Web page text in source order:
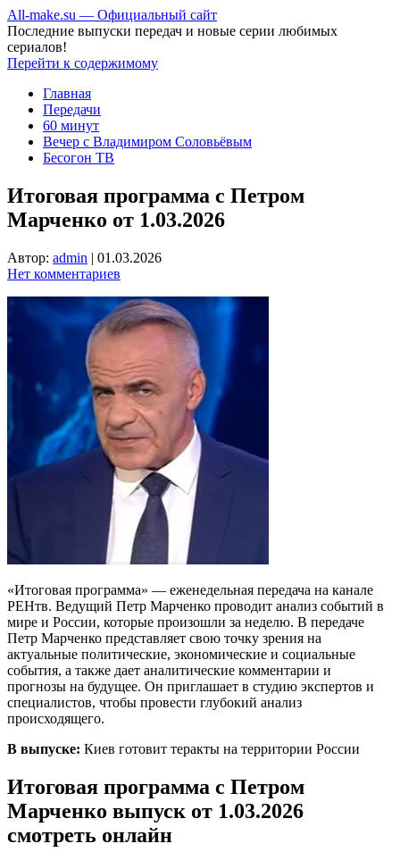
All-make.su — Официальный сайт
Последние выпуски передач и новые серии любимых
сериалов!
Перейти к содержимому
Главная
Передачи
60 минут
Вечер с Владимиром Соловьёвым
Бесогон ТВ
Итоговая программа с Петром
Марченко от 1.03.2026
Автор: admin | 01.03.2026
Нет комментариев
«Итоговая программа» — еженедельная передача на канале
РЕНтв. Ведущий Петр Марченко проводит анализ событий в
мире и России, которые произошли за неделю. В передаче
Петр Марченко представляет свою точку зрения на
актуальные политические, экономические и социальные
события, а также дает аналитические комментарии и
прогнозы на будущее. Он приглашает в студию экспертов и
специалистов, чтобы провести глубокий анализ
происходящего.
В выпуске: Киев готовит теракты на территории России
Итоговая программа с Петром
Марченко выпуск от 1.03.2026
смотреть онлайн